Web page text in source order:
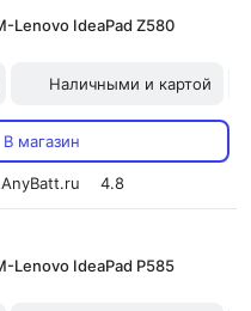
Lenovo IdeaPad Z580
Наличными и картой
В магазин
AnyBatt.ru 4.8
Lenovo IdeaPad P585